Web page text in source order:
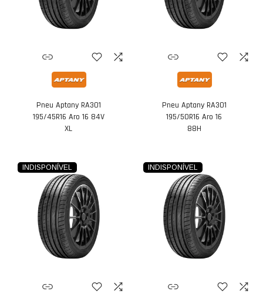
Pneu Aptany RA301
195/45R16 Aro 16 84V
XL
Pneu Aptany RA301
195/50R16 Aro 16
88H
INDISPONÍVEL INDISPONÍVEL